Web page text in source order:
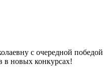
с очередной победой
в новых конкурсах!